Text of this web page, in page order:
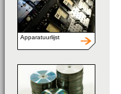
Apparatuurlijst